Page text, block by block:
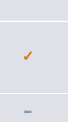
✓
−